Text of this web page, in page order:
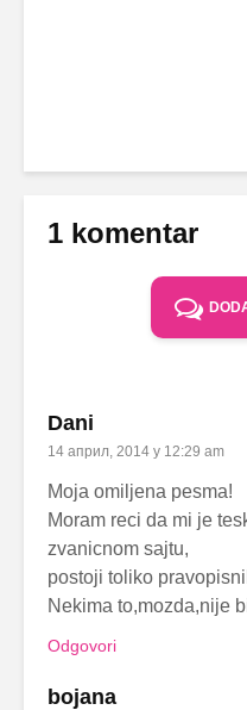
1 komentar
Dani
14 април, 2014 у 12:29 am
Moja omiljena pesma!
Moram reci da mi je
zvanicnom sajtu,
postoji toliko
Nekima to,mozda,nije
Odgovori
bojana